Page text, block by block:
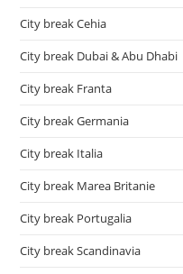
City break Cehia
City break Dubai & Abu Dhabi
City break Franta
City break Germania
City break Italia
City break Marea Britanie
City break Portugalia
City break Scandinavia